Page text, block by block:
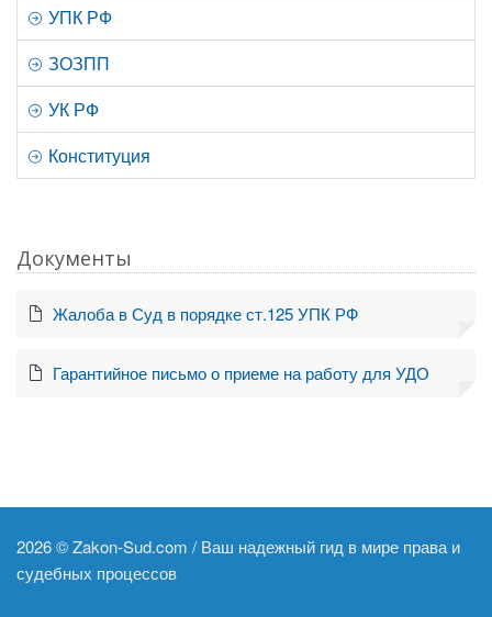
УПК РФ
ЗОЗПП
УК РФ
Конституция
Документы
Жалоба в Суд в порядке ст.125 УПК РФ
Гарантийное письмо о приеме на работу для УДО
2026 ©Zakon-Sud.com / Ваш надежный гид в мире права и
судебных процессов